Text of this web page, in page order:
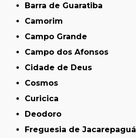
Barra de Guaratiba
Camorim
Campo Grande
Campo dos Afonsos
Cidade de Deus
Cosmos
Curicica
Deodoro
Freguesia de Jacarepaguá